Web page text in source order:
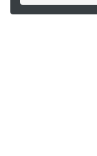
Ürün
Ürün fiyatı